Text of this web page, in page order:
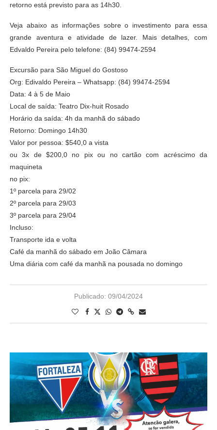
retorno está previsto para as 14h30.
Veja abaixo as informações sobre o investimento para essa
grande aventura e atividade de lazer. Mais detalhes, com
Edvaldo Pereira pelo telefone: (84) 99474-2594
Excursão para São Miguel do Gostoso
Org: Edivaldo Pereira – Whatsapp: (84) 99474-2594
Data: 4 à 5 de Maio
Local de saída: Teatro Dix-huit Rosado
Horário da saída: 4h da manhã do sábado
Retorno: Domingo 14h30
Valor por pessoa: $540,0 a vista
ou 3x de $200,0 no pix ou no cartão com acréscimo da
maquineta
no pix:
1º parcela para 29/02
2º parcela para 29/03
3º parcela para 29/04
Incluso:
Transporte ida e volta
Café da manhã do sábado em João Câmara
Uma diária com café da manhã na pousada no domingo
Publicado: 09/04/2024